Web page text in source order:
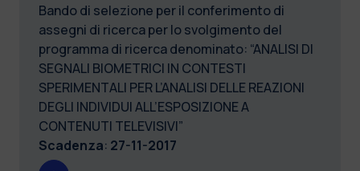
Bando di selezione per il conferimento di
assegni di ricerca per lo svolgimento del
programma di ricerca denominato: “ANALISI DI
SEGNALI BIOMETRICI IN CONTESTI
SPERIMENTALI PER L’ANALISI DELLE REAZIONI
DEGLI INDIVIDUI ALL’ESPOSIZIONE A
CONTENUTI TELEVISIVI”
Scadenza: 27-11-2017